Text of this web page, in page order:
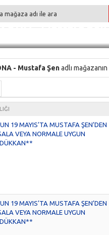
- Mustafa Şen
- Mustafa Şenadlı mağazanın
19 MAYIS’TA MUSTAFA ŞEN’DEN
VEYA NORMALE UYGUN
19 MAYIS’TA MUSTAFA ŞEN’DEN
VEYA NORMALE UYGUN